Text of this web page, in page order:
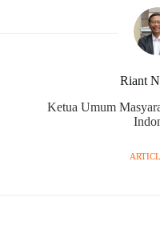
Riant
Ketua Umum